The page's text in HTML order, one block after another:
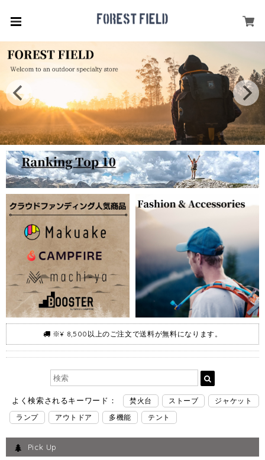
※¥ 8,500以上のご注文で送料が無料になります。
よく検索されるキーワード： 焚火台 ストーブ
ジャケット
ランプ
アウトドア 多機能 テント
Pick Up